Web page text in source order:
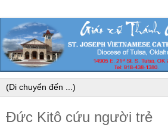
Đức Kitô cứu người trẻ